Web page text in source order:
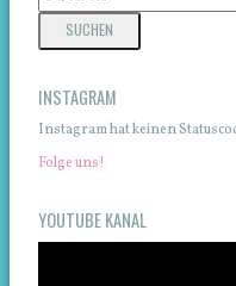
INSTAGRAM
Instagram hat keinen
Folge uns!
YOUTUBE KANAL